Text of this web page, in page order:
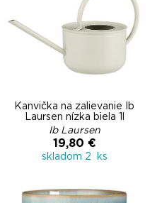
Kanvička na zalievanie Ib
Laursen nízka biela 1l
Ib Laursen
19,80 €
skladom 2 ks